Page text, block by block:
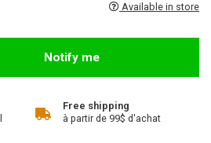
Available in store
Notify me
Free shipping
à partir de 99$ d'achat